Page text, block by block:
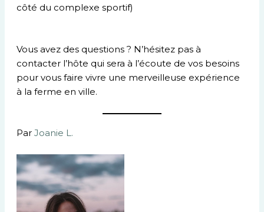
côté du complexe sportif)
Vous avez des questions ? N’hésitez pas à
contacter l’hôte qui sera à l’écoute de vos besoins
pour vous faire vivre une merveilleuse expérience
à la ferme en ville.
ParJoanie L.